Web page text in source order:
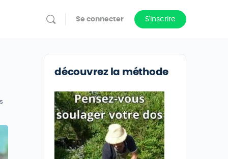
Se connecter S'inscrire
découvrez la méthode